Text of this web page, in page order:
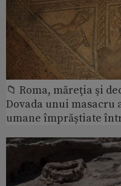
📁 Roma, măreţia şi
Dovada unui
umane împrăștiate